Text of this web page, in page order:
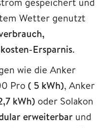
Wetter genutzt
Ersparnis.
wie die Anker
Pro ( 5 kWh), Anker
kWh) oder Solakon
erweiterbar und